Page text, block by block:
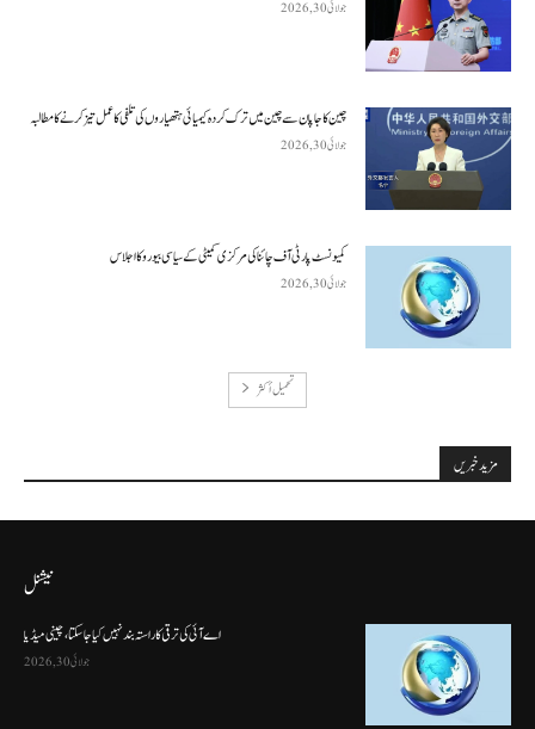
جولائی 30, 2026
چین کا جاپان سے چین میں ترک کردہ کیمیائی ہتھیاروں کی تلفی کا عمل تیز کرنے کا مطالبہ
جولائی 30, 2026
کمیونسٹ پارٹی آف چائنا کی مرکزی کمیٹی کے سیاسی بیورو کا اجلاس
جولائی 30, 2026
تحميل أكثر
مزید خبریں
نیشنل
اے آئی کی ترقی کا راستہ بند نہیں کیا جا سکتا، چینی میڈیا
جولائی 30, 2026